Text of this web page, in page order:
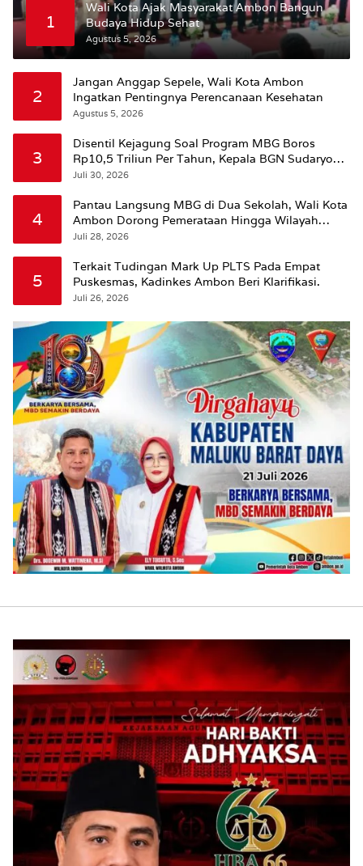
1
Wali Kota Ajak Masyarakat Ambon Bangun
Budaya Hidup Sehat
Agustus 5, 2026
2
Jangan Anggap Sepele, Wali Kota Ambon
Ingatkan Pentingnya Perencanaan Kesehatan
Agustus 5, 2026
3
Disentil Kejagung Soal Program MBG Boros
Rp10,5 Triliun Per Tahun, Kepala BGN Sudaryono
Beri Penjelasan
Juli 30, 2026
4
Pantau Langsung MBG di Dua Sekolah, Wali Kota
Ambon Dorong Pemerataan Hingga Wilayah
Leitimur Selatan
Juli 28, 2026
5
Terkait Tudingan Mark Up PLTS Pada Empat
Puskesmas, Kadinkes Ambon Beri Klarifikasi.
Juli 26, 2026